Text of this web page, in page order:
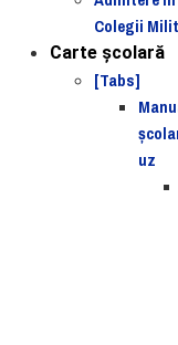
Colegii
Carte şcolară
[Tabs]
uz